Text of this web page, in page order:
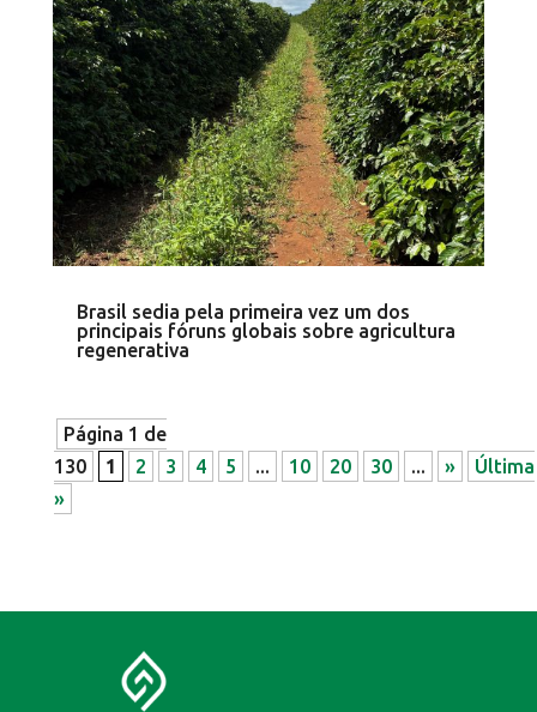
Brasil sedia pela primeira vez um dos
principais fóruns globais sobre agricultura
regenerativa
Página 1 de
130
1 2 3 4 5 ... 10 20 30 ... »
Última
»